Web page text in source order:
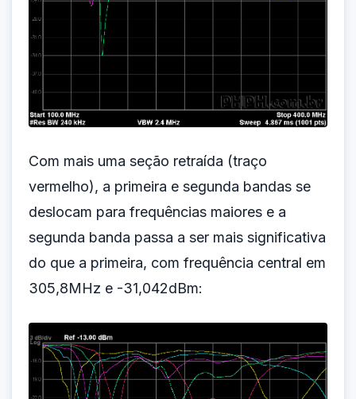
Com mais uma seção retraída (traço
vermelho), a primeira e segunda bandas se
deslocam para frequências maiores e a
segunda banda passa a ser mais significativa
do que a primeira, com frequência central em
305,8MHz e -31,042dBm: